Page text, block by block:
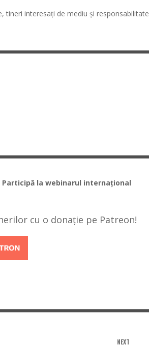
tineri interesați de mediu și responsabilitate
la webinarul internațional
cu o donație pe Patreon!
NEXT